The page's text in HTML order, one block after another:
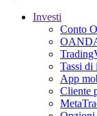
Investi
Conto
Tassi di
App
Cliente